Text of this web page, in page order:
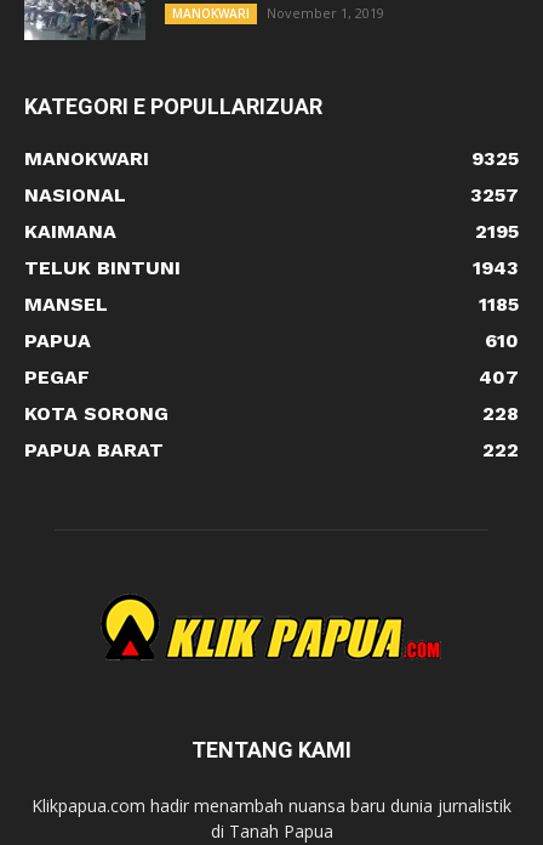
MANOKWARI November 1, 2019
KATEGORI E POPULLARIZUAR
MANOKWARI
9325
NASIONAL
3257
KAIMANA
2195
TELUK BINTUNI
1943
MANSEL
1185
PAPUA
610
PEGAF
407
KOTA SORONG
228
PAPUA BARAT
222
TENTANG KAMI
Klikpapua.com hadir menambah nuansa baru dunia jurnalistik
di Tanah Papua